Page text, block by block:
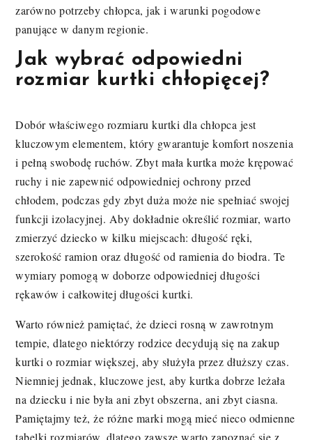
zarówno potrzeby chłopca, jak i warunki pogodowe
panujące w danym regionie.
Jak wybrać odpowiedni
rozmiar kurtki chłopięcej?
Dobór właściwego rozmiaru kurtki dla chłopca jest
kluczowym elementem, który gwarantuje komfort noszenia
i pełną swobodę ruchów. Zbyt mała kurtka może krępować
ruchy i nie zapewnić odpowiedniej ochrony przed
chłodem, podczas gdy zbyt duża może nie spełniać swojej
funkcji izolacyjnej. Aby dokładnie określić rozmiar, warto
zmierzyć dziecko w kilku miejscach: długość ręki,
szerokość ramion oraz długość od ramienia do biodra. Te
wymiary pomogą w doborze odpowiedniej długości
rękawów i całkowitej długości kurtki.
Warto również pamiętać, że dzieci rosną w zawrotnym
tempie, dlatego niektórzy rodzice decydują się na zakup
kurtki o rozmiar większej, aby służyła przez dłuższy czas.
Niemniej jednak, kluczowe jest, aby kurtka dobrze leżała
na dziecku i nie była ani zbyt obszerna, ani zbyt ciasna.
Pamiętajmy też, że różne marki mogą mieć nieco odmienne
tabelki rozmiarów, dlatego zawsze warto zapoznać się z